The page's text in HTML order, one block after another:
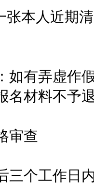
本人近期清
有弄虚作假
名材料不予
查
个工作日内